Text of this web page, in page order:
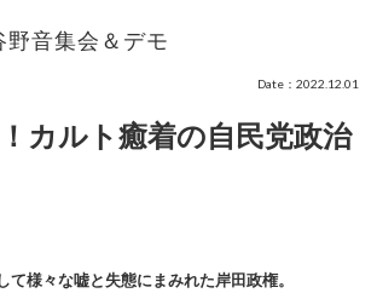
音集会＆デモ
Date：2022.12.01
カルト癒着の自民党政治
て様々な嘘と失態にまみれた岸田政権。